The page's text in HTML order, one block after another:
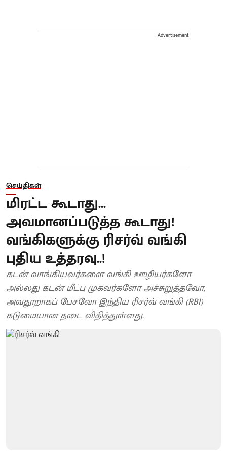
Advertisement
செய்திகள்
மிரட்ட கூடாது...
அவமானப்படுத்த கூடாது!
வங்கிகளுக்கு ரிசர்வ் வங்கி
புதிய உத்தரவு..!
கடன் வாங்கியவர்களை வங்கி ஊழியர்களோ
அல்லது கடன் மீட்பு முகவர்களோ அச்சுறுத்தவோ,
அவதூறாகப் பேசவோ இந்திய ரிசர்வ் வங்கி (RBI)
கடுமையான தடை விதித்துள்ளது.